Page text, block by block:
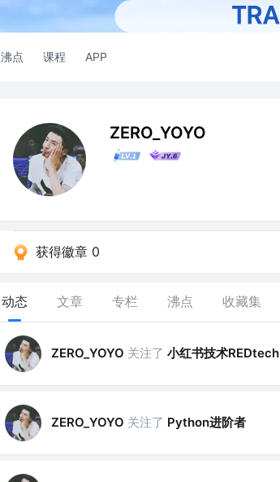
沸点 课程 APP
ZERO_YOYO
获得徽章 0
动态 文章 专栏 沸点 收藏集
ZERO_YOYO 关注了 小红书技术REDtech
ZERO_YOYO 关注了 Python进阶者